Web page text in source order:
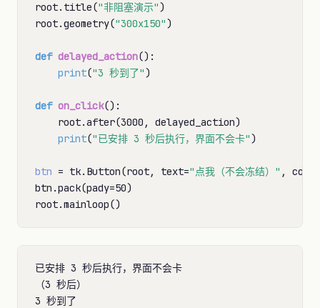
root.title("非阻塞演示")
root.geometry("300x150")
def delayed_action():
print("3 秒到了")
def on_click():
    root.after(3000, delayed_action)
print("已安排 3 秒后执行，界面不会卡")
btn = tk.Button(root, text="点我（不会冻结）" ,
btn.pack(pady=50)
已安排 3 秒后执行，界面不会卡
（3 秒后）
3 秒到了